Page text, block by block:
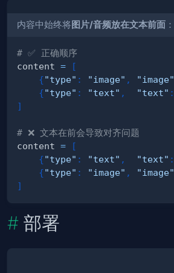
内容中始终将图片/音频放在文本前面 ：
# ✅ 正确顺序
content =
[
{"type" : "image" , "image"
{"type" : "text" , "text" :
]
# ❌ 文本在前会导致对齐问题
content =
[
{"type" : "text" , "text" :
{"type" : "image" , "image"
]
部署